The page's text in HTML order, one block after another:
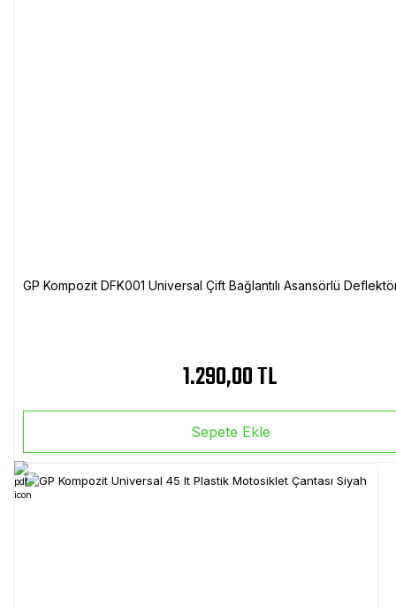
GP Kompozit DFK001 Universal Çift Bağlantılı Asansörlü
1.290,00 TL
Sepete Ekle